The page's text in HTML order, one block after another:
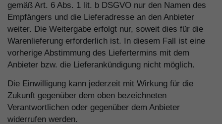
gemäß Art. 6 Abs. 1 lit. b DSGVO nur den Namen des
Empfängers und die Lieferadresse an den Anbieter
weiter. Die Weitergabe erfolgt nur, soweit dies für die
Warenlieferung erforderlich ist. In diesem Fall ist eine
vorherige Abstimmung des Liefertermins mit dem
Anbieter bzw. die Lieferankündigung nicht möglich.
Die Einwilligung kann jederzeit mit Wirkung für die
Zukunft gegenüber dem oben bezeichneten
Verantwortlichen oder gegenüber dem Anbieter
widerrufen werden.